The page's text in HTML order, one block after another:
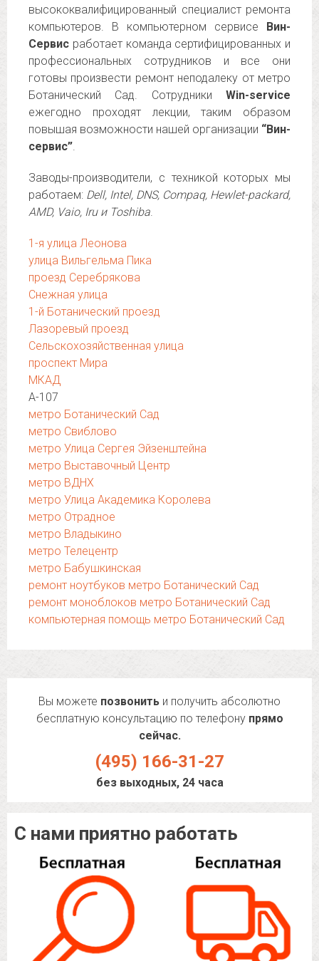
высококвалифицированный специалист ремонта
компьютеров. В компьютерном сервисе Вин-
Сервис работает команда сертифицированных и
профессиональных сотрудников и все они
готовы произвести ремонт неподалеку от метро
Ботанический Сад. Сотрудники Win-service
ежегодно проходят лекции, таким образом
повышая возможности нашей организации “Вин-
сервис”.
Заводы-производители, с техникой которых мы
работаем: Dell, Intel, DNS, Compaq, Hewlet-packard,
AMD, Vaio, Iru и Toshiba.
1-я улица Леонова
улица Вильгельма Пика
проезд Серебрякова
Снежная улица
1-й Ботанический проезд
Лазоревый проезд
Сельскохозяйственная улица
проспект Мира
МКАД
А-107
метро Ботанический Сад
метро Свиблово
метро Улица Сергея Эйзенштейна
метро Выставочный Центр
метро ВДНХ
метро Улица Академика Королева
метро Отрадное
метро Владыкино
метро Телецентр
метро Бабушкинская
ремонт ноутбуков метро Ботанический Сад
ремонт моноблоков метро Ботанический Сад
компьютерная помощь метро Ботанический Сад
Вы можете позвонить и получить абсолютно
бесплатную консультацию по телефону прямо
сейчас.
(495) 166-31-27
без выходных, 24 часа
С нами приятно работать